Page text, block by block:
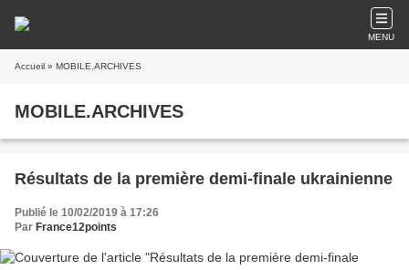
MENU
Accueil » MOBILE.ARCHIVES
MOBILE.ARCHIVES
Résultats de la première demi-finale ukrainienne
Publié le 10/02/2019 à 17:26
Par France12points